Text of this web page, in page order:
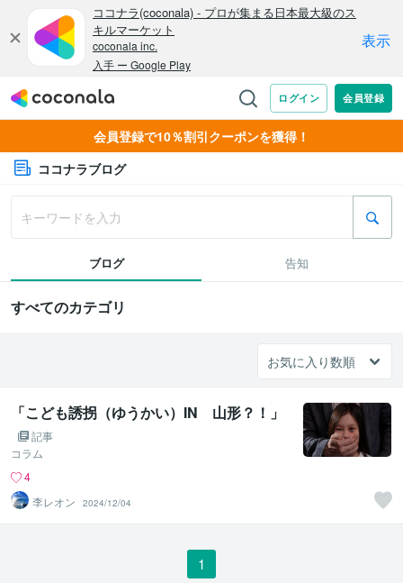
会員登録で10％割引クーポンを獲得！
ココナラブログ
ブログ 告知
すべてのカテゴリ
「こども誘拐（ゆうかい）IN 山形？！」
記事
コラム
4
李レオン
2024/12/04
1